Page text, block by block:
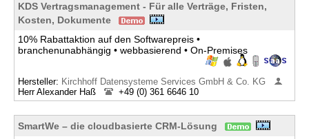
KDS Vertragsmanagement - Für alle Verträge, Fristen,
Kosten, Dokumente
10% Rabattaktion auf den Softwarepreis •
branchenunabhängig • webbasierend • On-Premises
Hersteller: Kirchhoff Datensysteme Services GmbH & Co. KG
Herr Alexander Haß
+49 (0) 361 6646 10
SmartWe – die cloudbasierte CRM-Lösung